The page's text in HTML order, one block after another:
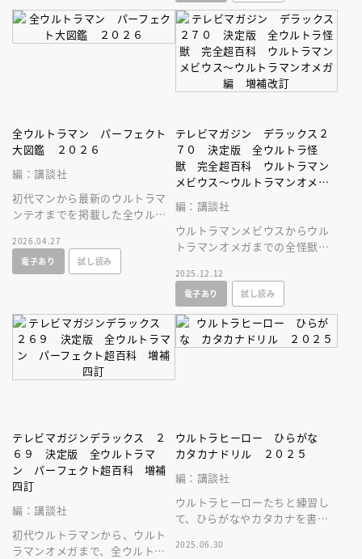
全ウルトラマン パーフェクト
大図鑑 ２０２６
編：講談社
初代マンから最新のウルトラマ
ンテオまでを掲載した全ウルト
訂版。必殺技やプロフィールを
大公開！
2026.04.27
電子あり
試し読み
テレビマガジン デラックス２
７０ 決定版 全ウルトラ怪
獣 完全超百科 ウルトラマン
メビウス～ウルトラマンオメガ
編 増補改訂
編：講談社
ウルトラマンメビウスからウル
トラマンオメガまでの全怪獣・
た！
2025.12.12
電子あり
試し読み
テレビマガジンデラックス ２
６９ 決定版 全ウルトラマ
ン パーフェクト超百科 増補
四訂
編：講談社
初代ウルトラマンから、ウルト
ラマンオメガまで、全ウルトラ
ウルトラヒーロー ひらがな
カタカナドリル ２０２５
編：講談社
ウルトラヒーローたちと練習し
て、ひらがなやカタカナを書い
ます。
2025.06.30